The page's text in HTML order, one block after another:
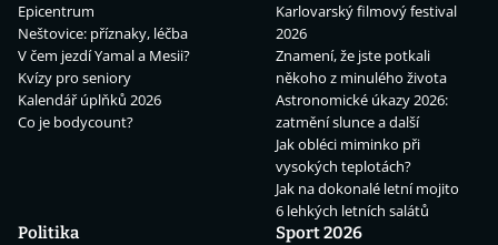
Epicentrum
Neštovice: příznaky, léčba
V čem jezdí Yamal a Mesii?
Kvízy pro seniory
Kalendář úplňků 2026
Co je bodycount?
Karlovarský filmový festival
2026
Znamení, že jste potkali
někoho z minulého života
Astronomické úkazy 2026:
zatmění slunce a další
Jak obléci miminko při
vysokých teplotách?
Jak na dokonalé letní mojito
6 lehkých letních salátů
Politika
Sport 2026